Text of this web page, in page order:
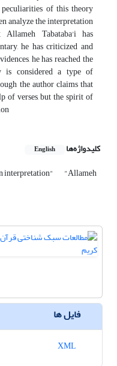
of this theory
analyze the interpretation
Tabataba'i has
he has criticized and
he has reached the
is considered a type of
the author claims that
of verses, but the spirit of
کلیدواژه‌ها English
interpretation" "Allameh
فایل ها